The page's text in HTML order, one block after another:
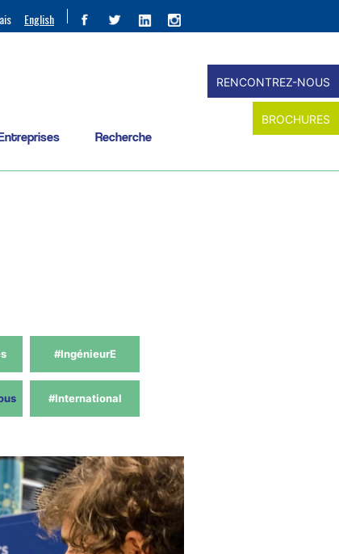
English
Recherche
RENCONTREZ-NOUS
BROCHURES
#IngénieurE
#International